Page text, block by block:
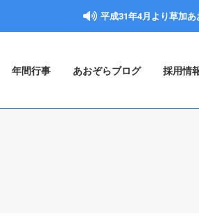
平成31年4月より草加あ
年間行事 あおぞらブログ 採用情